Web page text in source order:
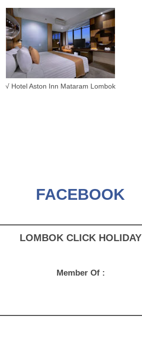
√ Hotel Aston Inn Mataram Lombok
FACEBOOK
LOMBOK CLICK HOLIDAY
Member Of :